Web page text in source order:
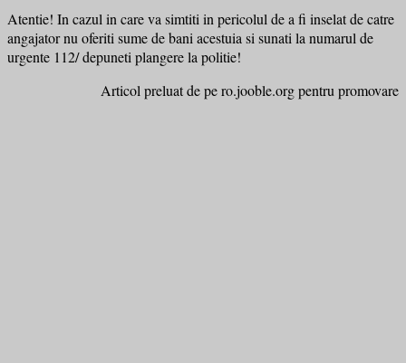
Atentie! In cazul in care va simtiti in pericolul de a fi inselat de catre
angajator nu oferiti sume de bani acestuia si sunati la numarul de
urgente 112/ depuneti plangere la politie!
Articol preluat de pe ro.jooble.org pentru promovare